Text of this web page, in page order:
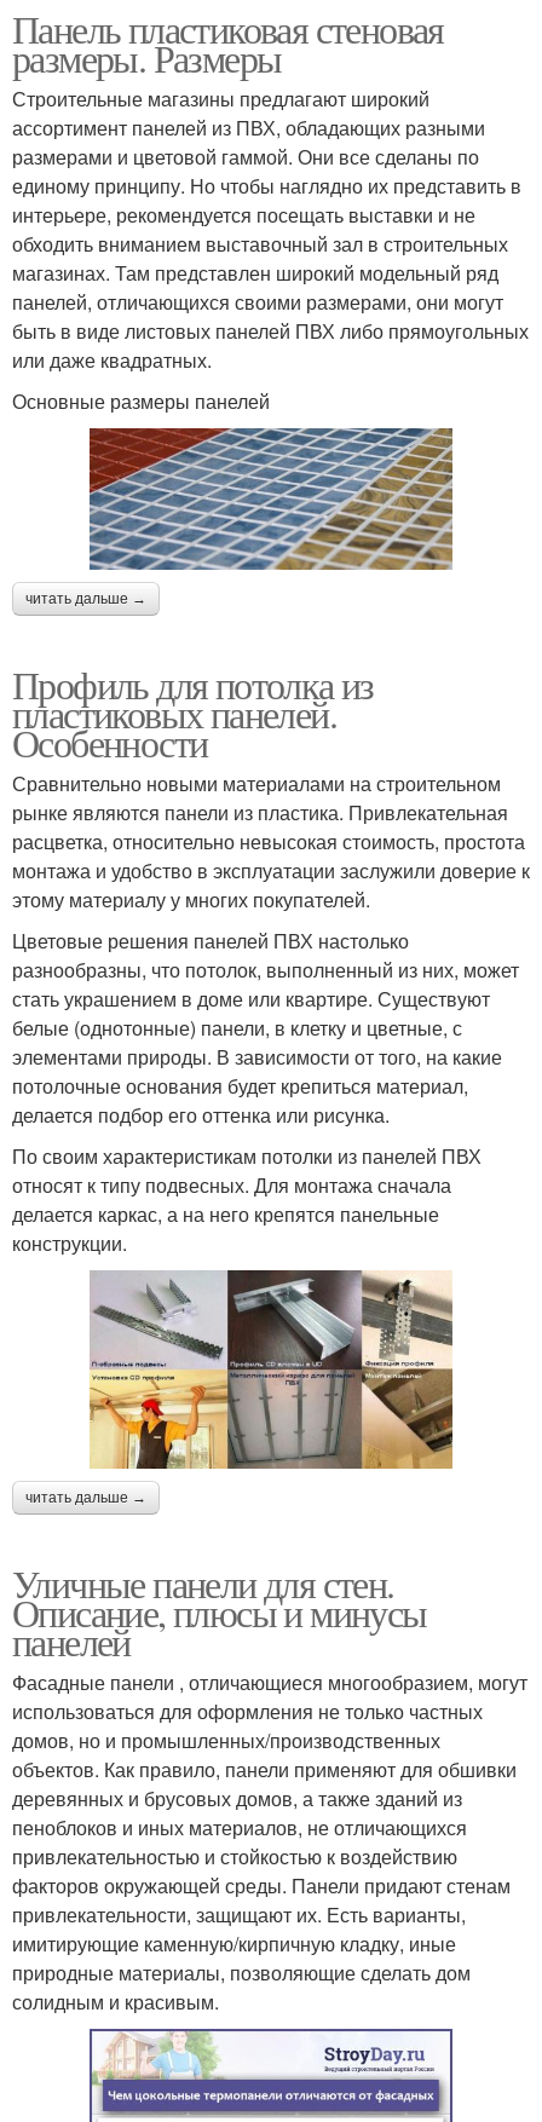
Панель пластиковая стеновая
размеры. Размеры
Строительные магазины предлагают широкий
ассортимент панелей из ПВХ, обладающих разными
размерами и цветовой гаммой. Они все сделаны по
единому принципу. Но чтобы наглядно их представить в
интерьере, рекомендуется посещать выставки и не
обходить вниманием выставочный зал в строительных
магазинах. Там представлен широкий модельный ряд
панелей, отличающихся своими размерами, они могут
быть в виде листовых панелей ПВХ либо прямоугольных
или даже квадратных.
Основные размеры панелей
читать дальше →
Профиль для потолка из
пластиковых панелей.
Особенности
Сравнительно новыми материалами на строительном
рынке являются панели из пластика. Привлекательная
расцветка, относительно невысокая стоимость, простота
монтажа и удобство в эксплуатации заслужили доверие к
этому материалу у многих покупателей.
Цветовые решения панелей ПВХ настолько
разнообразны, что потолок, выполненный из них, может
стать украшением в доме или квартире. Существуют
белые (однотонные) панели, в клетку и цветные, с
элементами природы. В зависимости от того, на какие
потолочные основания будет крепиться материал,
делается подбор его оттенка или рисунка.
По своим характеристикам потолки из панелей ПВХ
относят к типу подвесных. Для монтажа сначала
делается каркас, а на него крепятся панельные
конструкции.
читать дальше →
Уличные панели для стен.
Описание, плюсы и минусы
панелей
Фасадные панели , отличающиеся многообразием, могут
использоваться для оформления не только частных
домов, но и промышленных/производственных
объектов. Как правило, панели применяют для обшивки
деревянных и брусовых домов, а также зданий из
пеноблоков и иных материалов, не отличающихся
привлекательностью и стойкостью к воздействию
факторов окружающей среды. Панели придают стенам
привлекательности, защищают их. Есть варианты,
имитирующие каменную/кирпичную кладку, иные
природные материалы, позволяющие сделать дом
солидным и красивым.